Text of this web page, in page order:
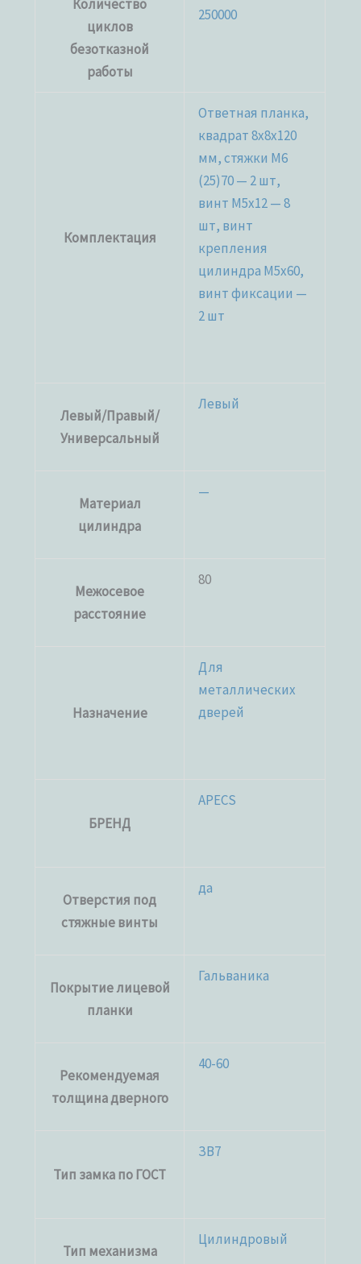
Количество
циклов
безотказной
работы
250000
Комплектация
Ответная планка,
квадрат 8x8x120
мм, стяжки M6
(25)70 — 2 шт,
винт M5x12 — 8
шт, винт
крепления
цилиндра M5x60,
винт фиксации —
2 шт
Левый/Правый/
Универсальный
Левый
Материал
цилиндра
—
Межосевое
расстояние
80
Назначение
Для
металлических
дверей
БРЕНД
APECS
Отверстия под
стяжные винты
да
Покрытие лицевой
планки
Гальваника
Рекомендуемая
толщина дверного
40-60
Тип замка по ГОСТ
ЗВ7
Тип механизма
Цилиндровый